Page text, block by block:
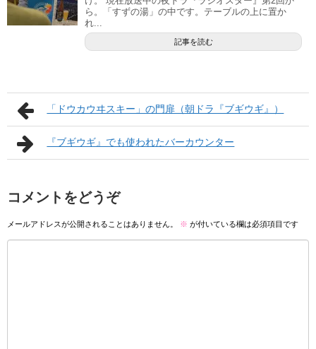
ら。「すずの湯」の中です。テーブルの上に置か
れ...
記事を読む
「ドウカウヰスキー」の門扉（朝ドラ『ブギウギ』）
『ブギウギ』でも使われたバーカウンター
コメントをどうぞ
メールアドレスが公開されることはありません。 ※ が付いている欄は必須項目です